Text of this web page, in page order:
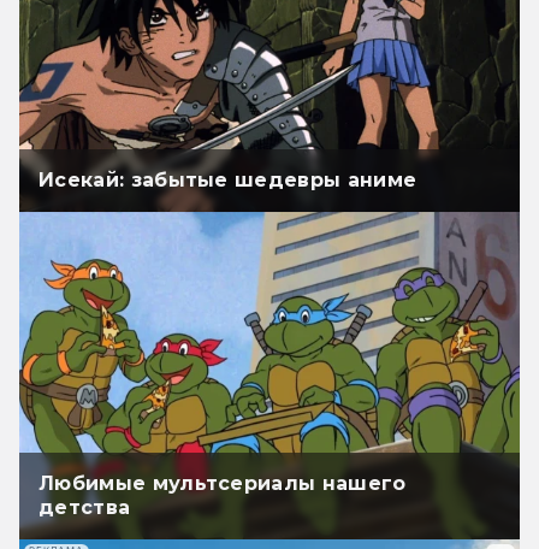
Исекай: забытые шедевры аниме
Любимые мультсериалы нашего
детства